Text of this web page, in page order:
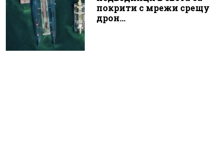
покрити с мрежи срещу
дрон...